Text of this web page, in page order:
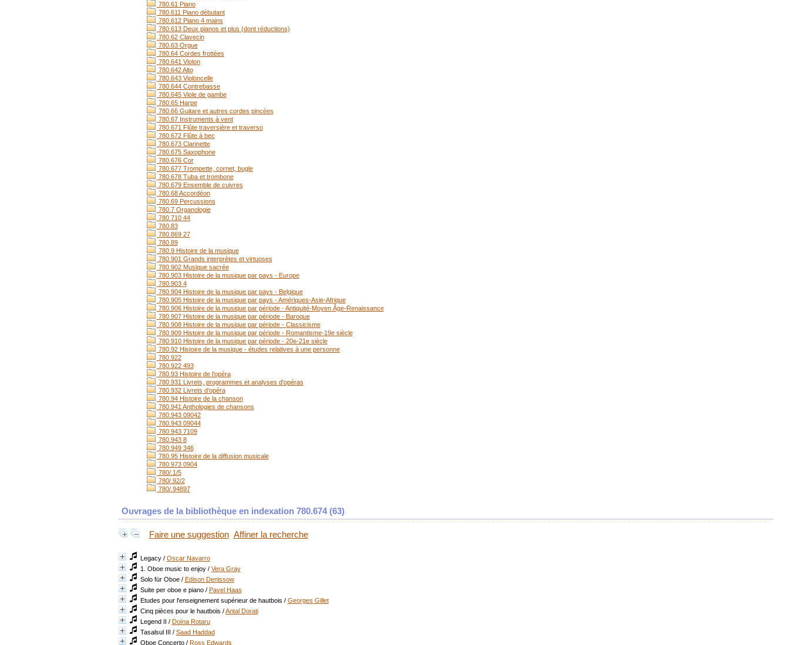
780.61 Piano
780.611 Piano débutant
780.612 Piano 4 mains
780.613 Deux pianos et plus (dont réductions)
780.62 Clavecin
780.63 Orgue
780.64 Cordes frottées
780.641 Violon
780.642 Alto
780.643 Violoncelle
780.644 Contrebasse
780.645 Viole de gambe
780.65 Harpe
780.66 Guitare et autres cordes pincées
780.67 Instruments à vent
780.671 Flûte traversière et traverso
780.672 Flûte à bec
780.673 Clarinette
780.675 Saxophone
780.676 Cor
780.677 Trompette, cornet, bugle
780.678 Tuba et trombone
780.679 Ensemble de cuivres
780.68 Accordéon
780.69 Percussions
780.7 Organologie
780.710 44
780.83
780.869 27
780.89
780.9 Histoire de la musique
780.901 Grands interprètes et virtuoses
780.902 Musique sacrée
780.903 Histoire de la musique par pays - Europe
780.903 4
780.904 Histoire de la musique par pays - Belgique
780.905 Histoire de la musique par pays - Amériques-Asie-Afrique
780.906 Histoire de la musique par période - Antiquité-Moyen Âge-Renaissance
780.907 Histoire de la musique par période - Baroque
780.908 Histoire de la musique par période - Classicisme
780.909 Histoire de la musique par période - Romantisme-19e siècle
780.910 Histoire de la musique par période - 20e-21e siècle
780.92 Histoire de la musique - études relatives à une personne
780.922
780.922 493
780.93 Histoire de l'opéra
780.931 Livrets, programmes et analyses d'opéras
780.932 Livrets d'opéra
780.94 Histoire de la chanson
780.941 Anthologies de chansons
780.943 09042
780.943 09044
780.943 7109
780.943 8
780.949 346
780.95 Histoire de la diffusion musicale
780.973 0904
780/.1/5
780/.92/2
780/.94897
Ouvrages de la bibliothèque en indexation 780.674 (63)
Faire une suggestion Affiner la recherche
Legacy/ Oscar Navarro
1. Oboe music to enjoy/ Vera Gray
Solo für Oboe/ Edison Denissow
Suite per oboe e piano/ Pavel Haas
Etudes pour l'enseignement supérieur de hautbois / Georges Gillet
Cinq pièces pour le hautbois /Antal Dorati
Legend II / Doïna Rotaru
Tasalsul III / Saad Haddad
Oboe Concerto/ Ross Edwards